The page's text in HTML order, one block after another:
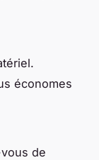
économes
de